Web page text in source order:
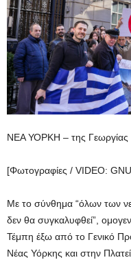
ΝΕΑ ΥΟΡΚΗ – της
[Φωτογραφίες / VIDEO:
Με το σύνθημα “όλων των
δεν θα συγκαλυφθεί”,
Τέμπη έξω από το Γενικό
Νέας Υόρκης και στην